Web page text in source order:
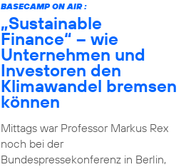
BASECAMP ON AIR :
„Sustainable
Finance“ – wie
Unternehmen und
Investoren den
Klimawandel bremsen
können
Mittags war Professor Markus Rex
noch bei der
Bundespressekonferenz in Berlin,